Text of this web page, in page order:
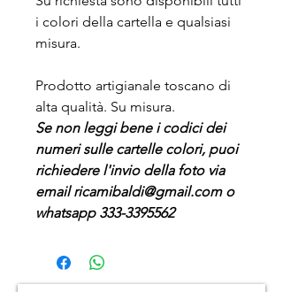
i colori della cartella e qualsiasi
misura.
Prodotto artigianale toscano di
alta qualità. Su misura.
Se non leggi bene i codici dei
numeri sulle cartelle colori, puoi
richiedere l'invio della foto via
email ricamibaldi@gmail.com o
whatsapp 333-3395562